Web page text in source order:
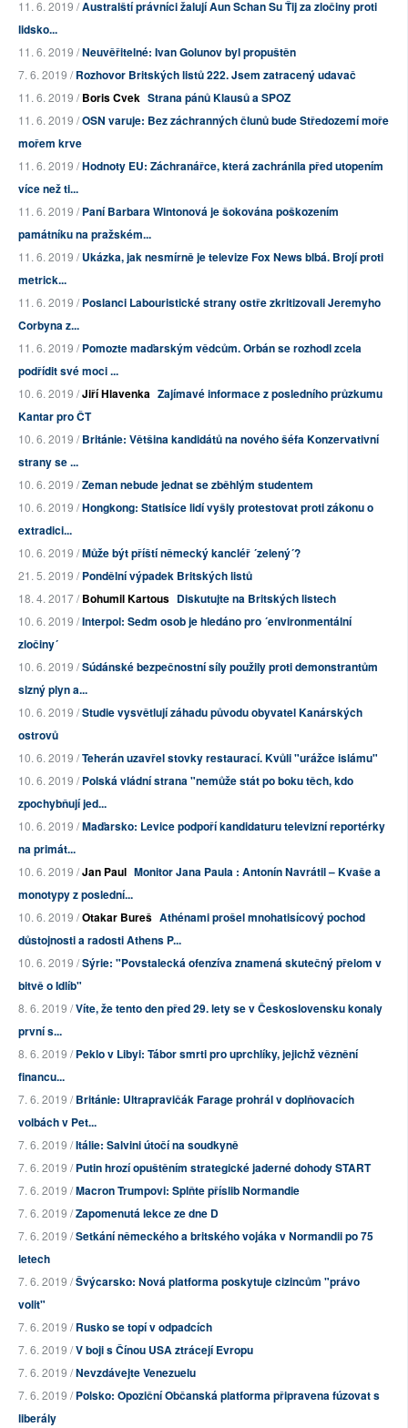
11. 6. 2019 /Australští právníci žalují Aun Schan Su Ťij za zločiny proti
lidsko...
11. 6. 2019 /Neuvěřitelné: Ivan Golunov byl propuštěn
7. 6. 2019 /Rozhovor Britských listů 222. Jsem zatracený udavač
11. 6. 2019 /Boris Cvek Strana pánů Klausů a SPOZ
11. 6. 2019 /OSN varuje: Bez záchranných člunů bude Středozemí moře
mořem krve
11. 6. 2019 /Hodnoty EU: Záchranářce, která zachránila před utopením
více než ti...
11. 6. 2019 /Paní Barbara Wintonová je šokována poškozením
památníku na pražském...
11. 6. 2019 /Ukázka, jak nesmírně je televize Fox News blbá. Brojí proti
metrick...
11. 6. 2019 /Poslanci Labouristické strany ostře zkritizovali Jeremyho
Corbyna z...
11. 6. 2019 /Pomozte maďarským vědcům. Orbán se rozhodl zcela
podřídit své moci ...
10. 6. 2019 /Jiří Hlavenka Zajímavé informace z posledního průzkumu
Kantar pro ČT
10. 6. 2019 /Británie: Většina kandidátů na nového šéfa Konzervativní
strany se ...
10. 6. 2019 /Zeman nebude jednat se zběhlým studentem
10. 6. 2019 /Hongkong: Statisíce lidí vyšly protestovat proti zákonu o
extradici...
10. 6. 2019 /Může být příští německý kancléř ´zelený´?
21. 5. 2019 /Pondělní výpadek Britských listů
18. 4. 2017 /Bohumil Kartous Diskutujte na Britských listech
10. 6. 2019 /Interpol: Sedm osob je hledáno pro ´environmentální
zločiny´
10. 6. 2019 /Súdánské bezpečnostní síly použily proti demonstrantům
slzný plyn a...
10. 6. 2019 /Studie vysvětlují záhadu původu obyvatel Kanárských
ostrovů
10. 6. 2019 /Teherán uzavřel stovky restaurací. Kvůli "urážce islámu"
10. 6. 2019 /Polská vládní strana "nemůže stát po boku těch, kdo
zpochybňují jed...
10. 6. 2019 /Maďarsko: Levice podpoří kandidaturu televizní reportérky
na primát...
10. 6. 2019 /Jan Paul Monitor Jana Paula : Antonín Navrátil – Kvaše a
monotypy z poslední...
10. 6. 2019 /Otakar Bureš Athénami prošel mnohatisícový pochod
důstojnosti a radosti Athens P...
10. 6. 2019 /Sýrie: "Povstalecká ofenzíva znamená skutečný přelom v
bitvě o Idlíb"
8. 6. 2019 /Víte, že tento den před 29. lety se v Československu konaly
první s...
8. 6. 2019 /Peklo v Libyi: Tábor smrti pro uprchlíky, jejichž věznění
financu...
7. 6. 2019 /Británie: Ultrapravičák Farage prohrál v doplňovacích
volbách v Pet...
7. 6. 2019 /Itálie: Salvini útočí na soudkyně
7. 6. 2019 /Putin hrozí opuštěním strategické jaderné dohody START
7. 6. 2019 /Macron Trumpovi: Splňte příslib Normandie
7. 6. 2019 /Zapomenutá lekce ze dne D
7. 6. 2019 /Setkání německého a britského vojáka v Normandii po 75
letech
7. 6. 2019 /Švýcarsko: Nová platforma poskytuje cizincům "právo
volit"
7. 6. 2019 /Rusko se topí v odpadcích
7. 6. 2019 /V boji s Čínou USA ztrácejí Evropu
7. 6. 2019 /Nevzdávejte Venezuelu
7. 6. 2019 /Polsko: Opoziční Občanská platforma připravena fúzovat s
liberály